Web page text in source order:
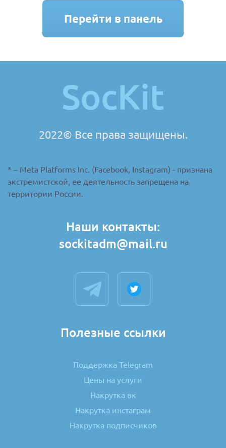
Перейти в панель
SocKit
2022© Все права защищены.
* – Meta Platforms Inc. (Facebook, Instagram) - признана
экстремистской, ее деятельность запрещена на
территории России.
Наши контакты:
sockitadm@mail.ru
Полезные ссылки
Поддержка Telegram
Цены на услуги
Накрутка вк
Накрутка инстаграм
Накрутка подписчиков